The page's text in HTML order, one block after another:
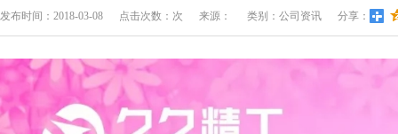
发布时间：2018-03-08 点击次数： 次 来源： 类别：公司资讯 分享：